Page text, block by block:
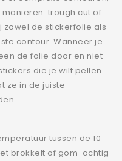
trough cut of
zowel de stickerfolie als
contour. Wanneer je
de folie door en niet
die je wilt pellen
ze in de juiste
tussen de 10
brokkelt of gom-achtig